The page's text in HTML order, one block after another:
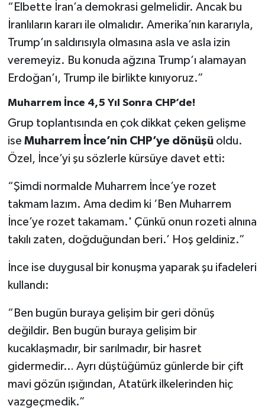
“Elbette İran’a demokrasi gelmelidir. Ancak bu
İranlıların kararı ile olmalıdır. Amerika’nın kararıyla,
Trump’ın saldırısıyla olmasına asla ve asla izin
veremeyiz. Bu konuda ağzına Trump’ı alamayan
Erdoğan’ı, Trump ile birlikte kınıyoruz.”
Muharrem İnce 4,5 Yıl Sonra CHP’de!
Grup toplantısında en çok dikkat çeken gelişme
ise Muharrem İnce’nin CHP’ye dönüşüoldu.
Özel, İnce’yi şu sözlerle kürsüye davet etti:
“Şimdi normalde Muharrem İnce’ye rozet
takmam lazım. Ama dedim ki ‘Ben Muharrem
İnce’ye rozet takamam.' Çünkü onun rozeti alnına
takılı zaten, doğduğundan beri.’ Hoş geldiniz.”
İnce ise duygusal bir konuşma yaparak şu ifadeleri
kullandı:
“Ben bugün buraya gelişim bir geri dönüş
değildir. Ben bugün buraya gelişim bir
kucaklaşmadır, bir sarılmadır, bir hasret
gidermedir… Ayrı düştüğümüz günlerde bir çift
mavi gözün ışığından, Atatürk ilkelerinden hiç
vazgeçmedik.”
Sonsöz Özel
Spor
Vasıta
Yaşam